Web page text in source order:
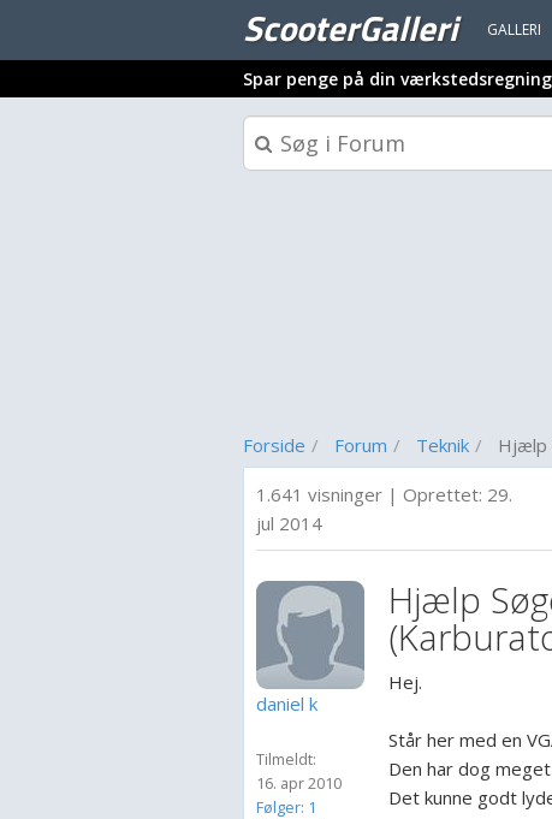
ScooterGalleri GALLERI
Spar penge på din værkstedsregning
Forside Forum Teknik Hjælp
1.641 visninger | Oprettet: 29.
jul 2014
daniel k
Tilmeldt:
16. apr 2010
Følger: 1
Hjælp
Hej.
Står her med en
Den har dog
Det kunne godt